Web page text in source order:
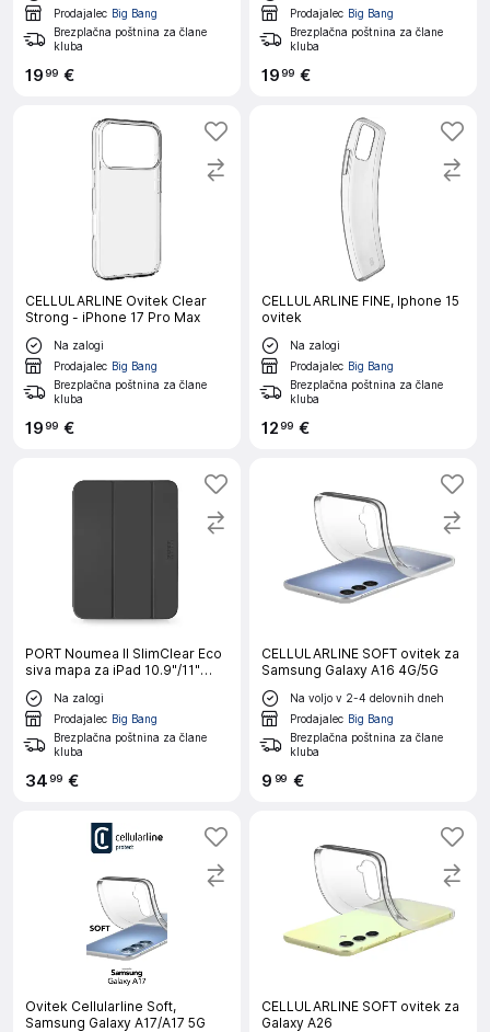
Prodajalec Big Bang
Brezplačna poštnina za člane
kluba
1999 €
Prodajalec Big Bang
Brezplačna poštnina za člane
kluba
1999 €
CELLULARLINE Ovitek Clear
Strong - iPhone 17 Pro Max
Na zalogi
Prodajalec Big Bang
Brezplačna poštnina za člane
kluba
1999 €
CELLULARLINE FINE, Iphone 15
ovitek
Na zalogi
Prodajalec Big Bang
Brezplačna poštnina za člane
kluba
1299 €
PORT Noumea II SlimClear Eco
siva mapa za iPad 10.9"/11"
(GEN 10/11)
Na zalogi
Prodajalec Big Bang
Brezplačna poštnina za člane
kluba
3499 €
CELLULARLINE SOFT ovitek za
Samsung Galaxy A16 4G/5G
Na voljo v 2-4 delovnih dneh
Prodajalec Big Bang
Brezplačna poštnina za člane
kluba
9 99 €
Ovitek Cellularline Soft,
Samsung Galaxy A17/A17 5G
CELLULARLINE SOFT ovitek za
Galaxy A26